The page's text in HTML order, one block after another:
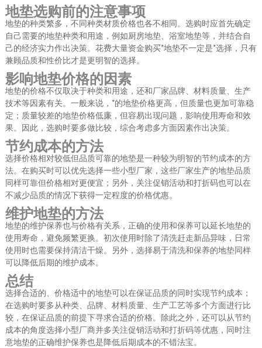
地垫选购前的注意事项
地垫的种类繁多，不同种类材质价格也各不相同。选购时应首先确定
自己需要的地垫种类和用途，例如厨房地垫、浴室地垫等，并结合自
己的经济实力作出决策。花费大量资金购买*地垫不一定是*选择，只有
兼顾品质和性价比才是更明智的选择。
影响地垫价格的因素
地垫的价格不仅取决于种类和用途，还和厂家品牌、材料质量、生产
技术等因素有关。一般来说，*的地垫价格更高，但质量也更加可靠稳
定；质量较差的地垫价格低廉，但容易出现问题，影响使用寿命和效
果。因此，选购时要多做比较，综合考虑多方面因素作出决策。
节约成本的方法
选择价格相对较低但品质可靠的地垫是一种较为明智的节约成本的方
法。在购买时可以优先选择一些小型厂家，这些厂家生产的地垫品质
同样可靠但价格相对更便宜；另外，关注促销活动和打折码也可以在
不减少品质的情况下获得一定程度的价格优惠。
维护地垫的方法
地垫的维护保养也与价格有关系，正确的使用和保养可以延长地垫的
使用寿命，避免频繁更换。初次使用时除了清洗赶走新品异味，日常
使用时也需要保持清洁干燥。另外，选择易于清洗和保养的地垫同样
可以降低后期的维护成本。
总结
选择合适的、价格适中的地垫可以在保证品质的同时实现节约成本；
在选购时要多从种类、品牌、材料质量、生产工艺等多个方面进行比
较，在保证品质的前提下寻求合适的价格。除此之外，还可以从节约
成本的角度选择小型厂商并多关注促销活动和打折码等优惠，同时注
意地垫的正确维护保养也是降低后期成本的不错法宝。